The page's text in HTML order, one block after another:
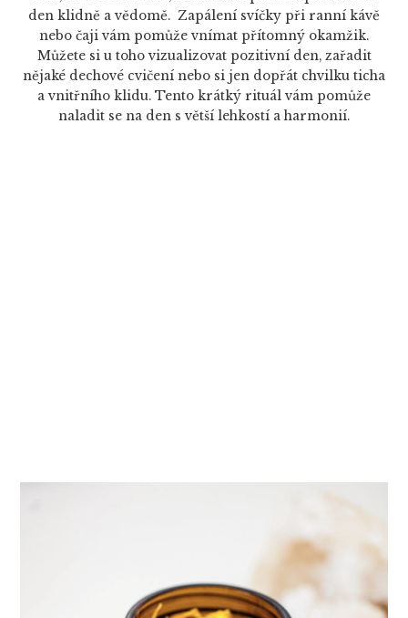
den klidně a vědomě. Zapálení svíčky při ranní kávě
nebo čaji vám pomůže vnímat přítomný okamžik.
Můžete si u toho vizualizovat pozitivní den, zařadit
nějaké dechové cvičení nebo si jen dopřát chvilku ticha
a vnitřního klidu. Tento krátký rituál vám pomůže
naladit se na den s větší lehkostí a harmonií.